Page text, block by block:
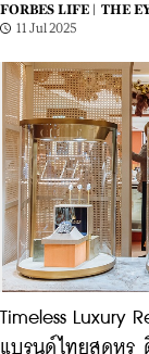
FORBES LIFE |
THE
11 Jul 2025
Timeless Luxury
แบรนด์ไทยสุดหรู